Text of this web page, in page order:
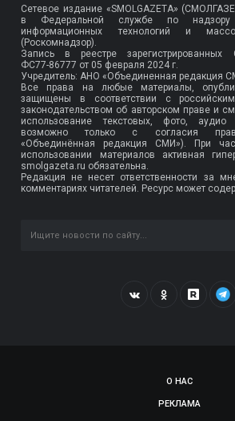
Сетевое издание «SMOLGAZETA»
в Федеральной службе по
информационных технологий и
(Роскомнадзор).
Запись в реестре
ФС77-86777 от 05 февраля 2024 г.
Учредитель: АНО «Объединенная редакция
Все права на любые материалы,
защищены в соответствии с
законодательством об авторском праве и
использование текстовых, фото, аудио
возможно только с согласия
«Объединённая редакция СМИ»). При
использовании материалов активная
smolgazeta.ru обязательна.
Редакция не несет ответственности за
комментариях читателей. Ресурс может
О НАС
РЕКЛАМА